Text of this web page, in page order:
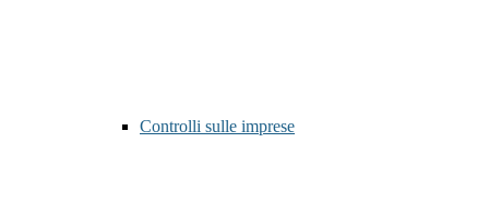
Controlli sulle imprese